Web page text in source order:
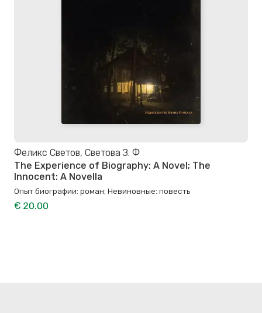
Феликс Светов, Светова З. Ф
The Experience of Biography: A Novel; The
Innocent: A Novella
Опыт биографии: роман; Невиновные: повесть
€ 20.00